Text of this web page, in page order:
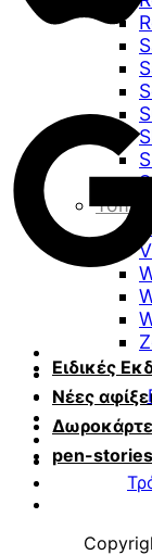
Ειδικές
Νέες
pen-stories